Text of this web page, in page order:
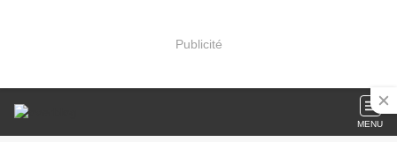
Publicité
MENU